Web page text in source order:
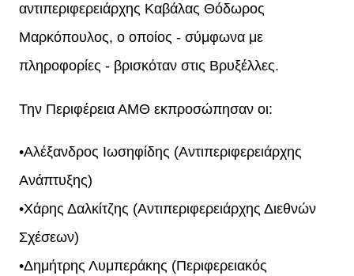
αντιπεριφερειάρχης Καβάλας Θόδωρος
Μαρκόπουλος, ο οποίος - σύμφωνα με
πληροφορίες - βρισκόταν στις Βρυξέλλες.
Την Περιφέρεια ΑΜΘ εκπροσώπησαν οι:
•Αλέξανδρος Ιωσηφίδης (Αντιπεριφερειάρχης
Ανάπτυξης)
•Χάρης Δαλκίτζης (Αντιπεριφερειάρχης Διεθνών
Σχέσεων)
•Δημήτρης Λυμπεράκης (Περιφερειακός